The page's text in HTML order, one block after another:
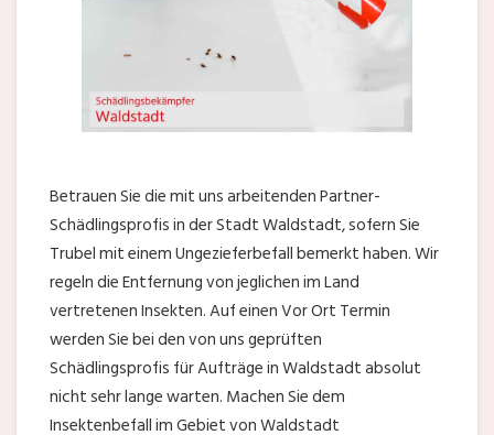
Betrauen Sie die mit uns arbeitenden Partner-
Schädlingsprofis in der Stadt Waldstadt, sofern Sie
Trubel mit einem Ungezieferbefall bemerkt haben. Wir
regeln die Entfernung von jeglichen im Land
vertretenen Insekten. Auf einen Vor Ort Termin
werden Sie bei den von uns geprüften
Schädlingsprofis für Aufträge in Waldstadt absolut
nicht sehr lange warten. Machen Sie dem
Insektenbefall im Gebiet von Waldstadt